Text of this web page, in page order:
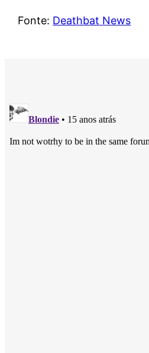
Fonte: Deathbat News